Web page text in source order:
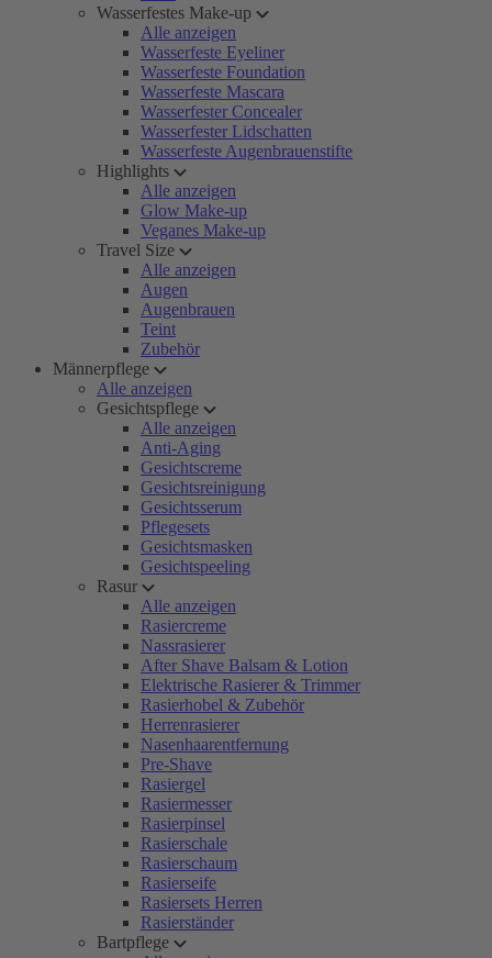
Wasserfestes Make-up
Alle anzeigen
Wasserfeste Eyeliner
Wasserfeste Foundation
Wasserfeste Mascara
Wasserfester Concealer
Wasserfester Lidschatten
Wasserfeste Augenbrauenstifte
Highlights
Alle anzeigen
Glow Make-up
Veganes Make-up
Travel Size
Alle anzeigen
Augen
Augenbrauen
Teint
Zubehör
Männerpflege
Alle anzeigen
Gesichtspflege
Alle anzeigen
Anti-Aging
Gesichtscreme
Gesichtsreinigung
Gesichtsserum
Pflegesets
Gesichtsmasken
Gesichtspeeling
Rasur
Alle anzeigen
Rasiercreme
Nassrasierer
After Shave Balsam & Lotion
Elektrische Rasierer & Trimmer
Rasierhobel & Zubehör
Herrenrasierer
Nasenhaarentfernung
Pre-Shave
Rasiergel
Rasiermesser
Rasierpinsel
Rasierschale
Rasierschaum
Rasierseife
Rasiersets Herren
Rasierständer
Bartpflege